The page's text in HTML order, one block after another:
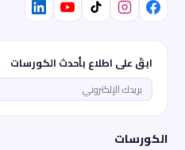
ابقَ على اطلاع بأحدث الكورسات
الكورسات